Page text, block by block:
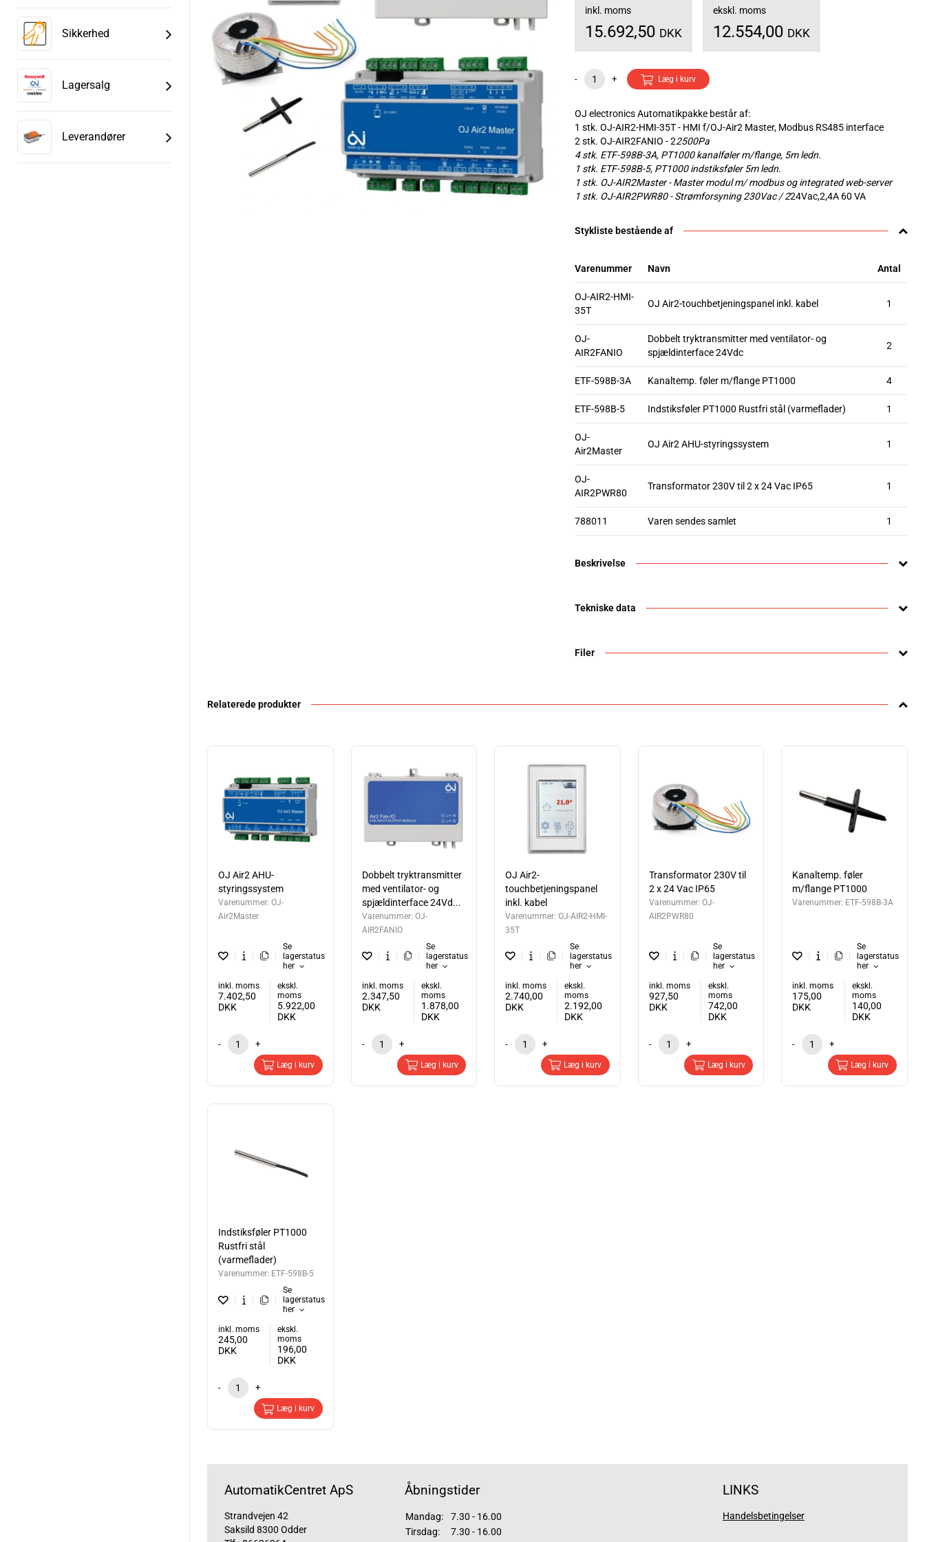
Sikkerhed
Lagersalg
Leverandører
inkl. moms
15.692,50 DKK
ekskl. moms
12.554,00 DKK
- + Læg i kurv
OJ electronics Automatikpakke består af:
1 stk. OJ-AIR2-HMI-35T - HMI f/OJ-Air2 Master, Modbus RS485 interface
2 stk. OJ-AIR2FANIO - 22500Pa
4 stk. ETF-598B-3A, PT1000 kanalføler m/flange, 5m ledn.
1 stk. ETF-598B-5, PT1000 indstiksføler 5m ledn.
1 stk. OJ-AIR2Master - Master modul m/ modbus og integrated web-server
1 stk. OJ-AIR2PWR80 - Strømforsyning 230Vac / 224Vac,2,4A 60 VA
Stykliste bestående af
Varenummer Navn Antal
OJ-AIR2-HMI-
35T
OJ Air2-touchbetjeningspanel inkl. kabel 1
OJ-
AIR2FANIO
Dobbelt tryktransmitter med ventilator- og
spjældinterface 24Vdc
2
ETF-598B-3A Kanaltemp. føler m/flange PT1000 4
ETF-598B-5 Indstiksføler PT1000 Rustfri stål (varmeflader) 1
OJ-
Air2Master
OJ Air2 AHU-styringssystem 1
OJ-
AIR2PWR80
Transformator 230V til 2 x 24 Vac IP65 1
788011 Varen sendes samlet 1
Beskrivelse
Tekniske data
Filer
Relaterede produkter
OJ Air2 AHU-
styringssystem
Varenummer: OJ-
Air2Master
Se
lagerstatus
her
inkl. moms
7.402,50
DKK
ekskl.
moms
5.922,00
DKK
- +
Læg i kurv
Dobbelt tryktransmitter
med ventilator- og
spjældinterface 24Vd...
Varenummer: OJ-
AIR2FANIO
Se
lagerstatus
her
inkl. moms
2.347,50
DKK
ekskl.
moms
1.878,00
DKK
- +
Læg i kurv
OJ Air2-
touchbetjeningspanel
inkl. kabel
Varenummer:OJ-AIR2-HMI-
35T
Se
lagerstatus
her
inkl. moms
2.740,00
DKK
ekskl.
moms
2.192,00
DKK
- +
Læg i kurv
Transformator 230V til
2 x 24 Vac IP65
Varenummer: OJ-
AIR2PWR80
Se
lagerstatus
her
inkl. moms
927,50
DKK
ekskl.
moms
742,00
DKK
- +
Læg i kurv
Kanaltemp. føler
m/flange PT1000
Varenummer: ETF-598B-3A
Se
lagerstatus
her
inkl. moms
175,00
DKK
ekskl.
moms
140,00
DKK
- +
Læg i kurv
Indstiksføler PT1000
Rustfri stål
(varmeflader)
Varenummer: ETF-598B-5
Se
lagerstatus
her
inkl. moms
245,00
DKK
ekskl.
moms
196,00
DKK
- +
Læg i kurv
AutomatikCentret ApS
Strandvejen 42
Saksild 8300 Odder
Åbningstider
Mandag:
7.30 - 16.00
Tirsdag:
7.30 - 16.00
LINKS
Handelsbetingelser